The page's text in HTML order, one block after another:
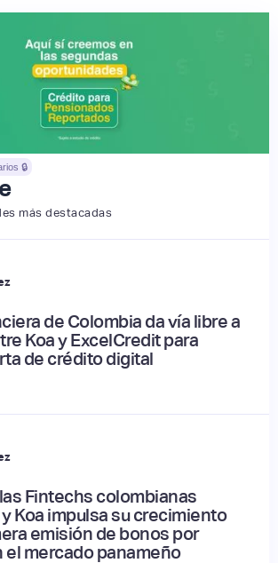
🔒
más destacadas
de Colombia da vía libre a
Koa y ExcelCredit para
de crédito digital
Fintechs colombianas
Koa impulsa su crecimiento
emisión de bonos por
el mercado panameño